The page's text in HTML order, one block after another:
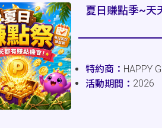
夏日賺點季~天
HAPPY
2026